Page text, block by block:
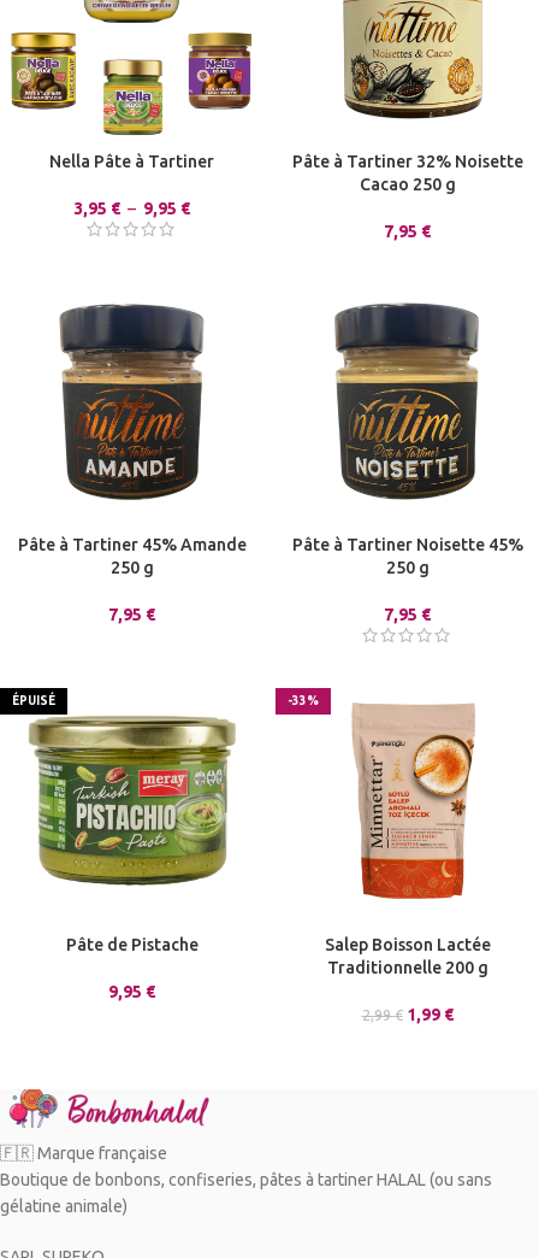
Nella Pâte à Tartiner
3,95 € – 9,95 €
Pâte à Tartiner 32% Noisette
Cacao 250 g
7,95 €
Pâte à Tartiner 45% Amande
250 g
7,95 €
Pâte à Tartiner Noisette 45%
250 g
7,95 €
ÉPUISÉ
Pâte de Pistache
9,95 €
-33%
Salep Boisson Lactée
Traditionnelle 200 g
2,99€ 1,99 €
🇫🇷 Marque française
Boutique de bonbons, confiseries, pâtes à tartiner HALAL (ou sans
gélatine animale)